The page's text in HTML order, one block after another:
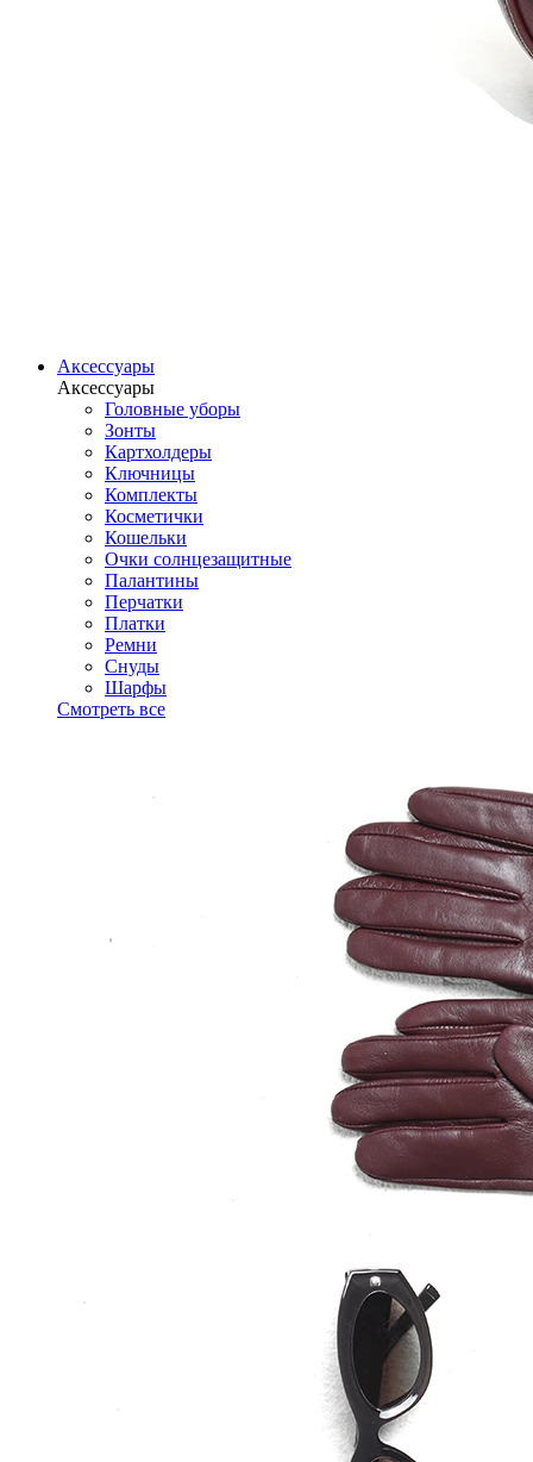
Аксессуары
Аксессуары
Головные уборы
Зонты
Картхолдеры
Ключницы
Комплекты
Косметички
Кошельки
Очки солнцезащитные
Палантины
Перчатки
Платки
Ремни
Снуды
Шарфы
Смотреть все